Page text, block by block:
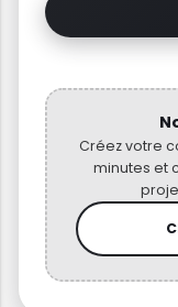
Créez votre
minutes et